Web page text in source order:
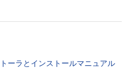
ーラとインストールマニュアル